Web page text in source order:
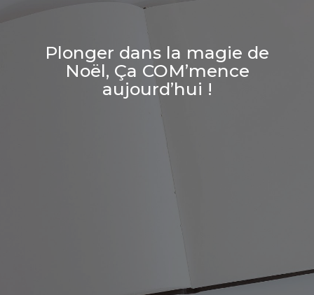
Plonger dans la magie de
Noël, Ça COM’mence
aujourd’hui !